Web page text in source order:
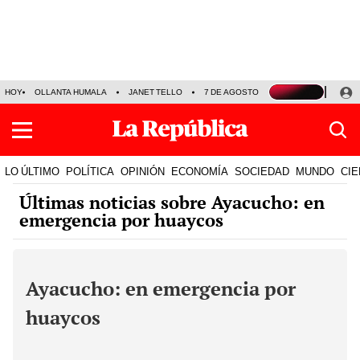
HOY OLLANTA HUMALA JANET TELLO 7 DE AGOSTO TINKA RESULTADOS
LO ÚLTIMO POLÍTICA OPINIÓN ECONOMÍA SOCIEDAD MUNDO
Últimas noticias sobre Ayacucho: en
emergencia por huaycos
Ayacucho: en emergencia por
huaycos